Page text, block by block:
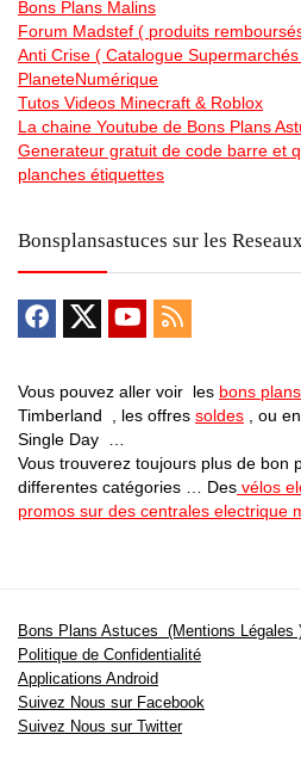
Bons Plans Malins
Forum Madstef ( produits
Anti Crise ( Catalogue
PlaneteNumérique
Tutos Videos Minecraft & Roblox
La chaine Youtube de Bons Plans
Generateur gratuit de code barre et
planches étiquettes
Bonsplansastuces sur les
Vous pouvez aller voir les bons
Timberland , les offres soldes , ou
Single Day …
Vous trouverez toujours plus de bon
differentes catégories … Des vélos
promos sur des centrales electrique
Bons Plans Astuces (Mentions Légales
Politique de Confidentialité
Applications Android
Suivez Nous sur Facebook
Suivez Nous sur Twitter